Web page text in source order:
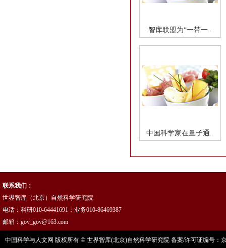
智库联盟为“一带一..
中国科学家在量子通..
联系我们：
世界智库（北京）自然科学研究院
电话：科研010-64441691；业务010-86469387
邮箱：gov_gov@163.com
中国科学与人文网 版权所有 © 世界智库(北京)自然科学研究院 备案/许可证编号：